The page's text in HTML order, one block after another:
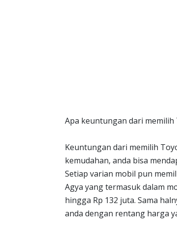
Apa keuntungan dari memilih
Keuntungan dari memilih
kemudahan, anda bisa
Setiap varian mobil pun
Agya yang termasuk dalam
hingga Rp 132 juta. Sama
anda dengan rentang harga